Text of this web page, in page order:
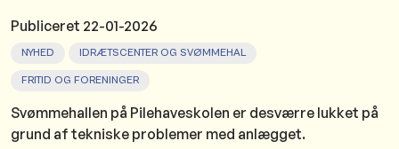
Publiceret 22-01-2026
NYHED IDRÆTSCENTER OG SVØMMEHAL
FRITID OG FORENINGER
Svømmehallen på Pilehaveskolen er desværre lukket på
grund af tekniske problemer med anlægget.